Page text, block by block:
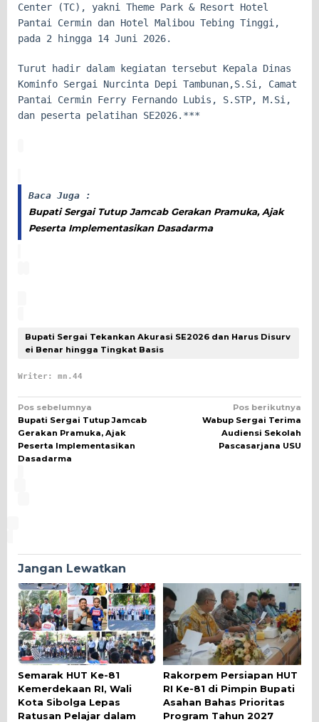
Center (TC), yakni Theme Park & Resort Hotel
Pantai Cermin dan Hotel Malibou Tebing Tinggi,
pada 2 hingga 14 Juni 2026.
Turut hadir dalam kegiatan tersebut Kepala Dinas
Kominfo Sergai Nurcinta Depi Tambunan,S.Si, Camat
Pantai Cermin Ferry Fernando Lubis, S.STP, M.Si,
dan peserta pelatihan SE2026.***
Baca Juga :
Bupati Sergai Tutup Jamcab Gerakan Pramuka, Ajak
Peserta Implementasikan Dasadarma
Bupati Sergai Tekankan Akurasi SE2026 dan Harus Disurv
ei Benar hingga Tingkat Basis
Writer: mn.44
Navigasi
pos
Pos sebelumnya
Bupati Sergai Tutup Jamcab
Gerakan Pramuka, Ajak
Peserta Implementasikan
Dasadarma
Pos berikutnya
Wabup Sergai Terima
Audiensi Sekolah
Pascasarjana USU
Jangan Lewatkan
Semarak HUT Ke-81
Kemerdekaan RI, Wali
Kota Sibolga Lepas
Ratusan Pelajar dalam
Rakorpem Persiapan HUT
RI Ke-81 di Pimpin Bupati
Asahan Bahas Prioritas
Program Tahun 2027